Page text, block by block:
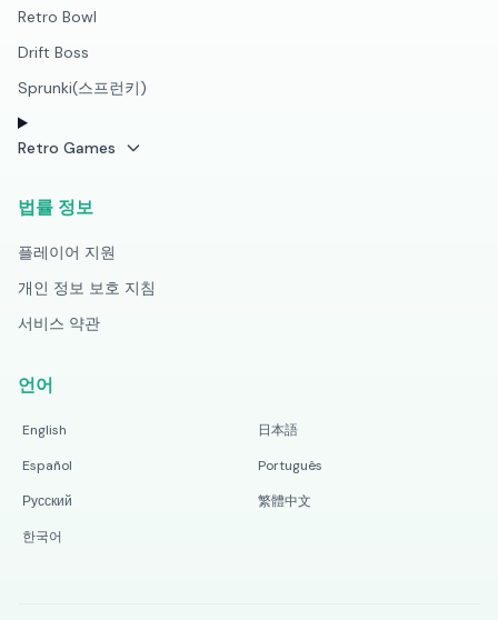
Retro Bowl
Drift Boss
Sprunki(스프런키)
Retro Games
법률 정보
플레이어 지원
개인 정보 보호 지침
서비스 약관
언어
English
日本語
Español
Português
Русский
繁體中文
한국어